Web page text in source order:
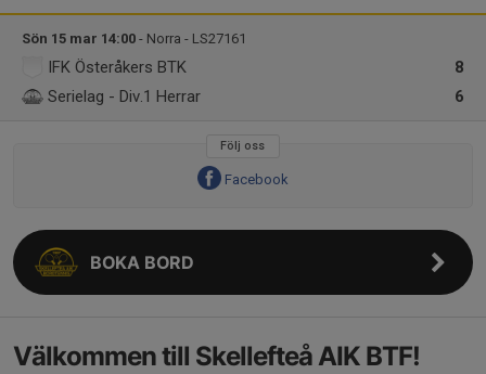
Sön 15 mar 14:00 - Norra - LS27161
8
IFK Österåkers BTK
6
Serielag - Div.1 Herrar
Följ oss
Facebook
BOKA BORD
Välkommen till Skellefteå AIK BTF!